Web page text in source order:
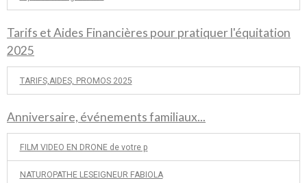
Tarifs et Aides Financières pour pratiquer l'équitation
2025
TARIFS,AIDES, PROMOS 2025
Anniversaire, événements familiaux...
FILM VIDEO EN DRONE de votre p
NATUROPATHE LESEIGNEUR FABIOLA